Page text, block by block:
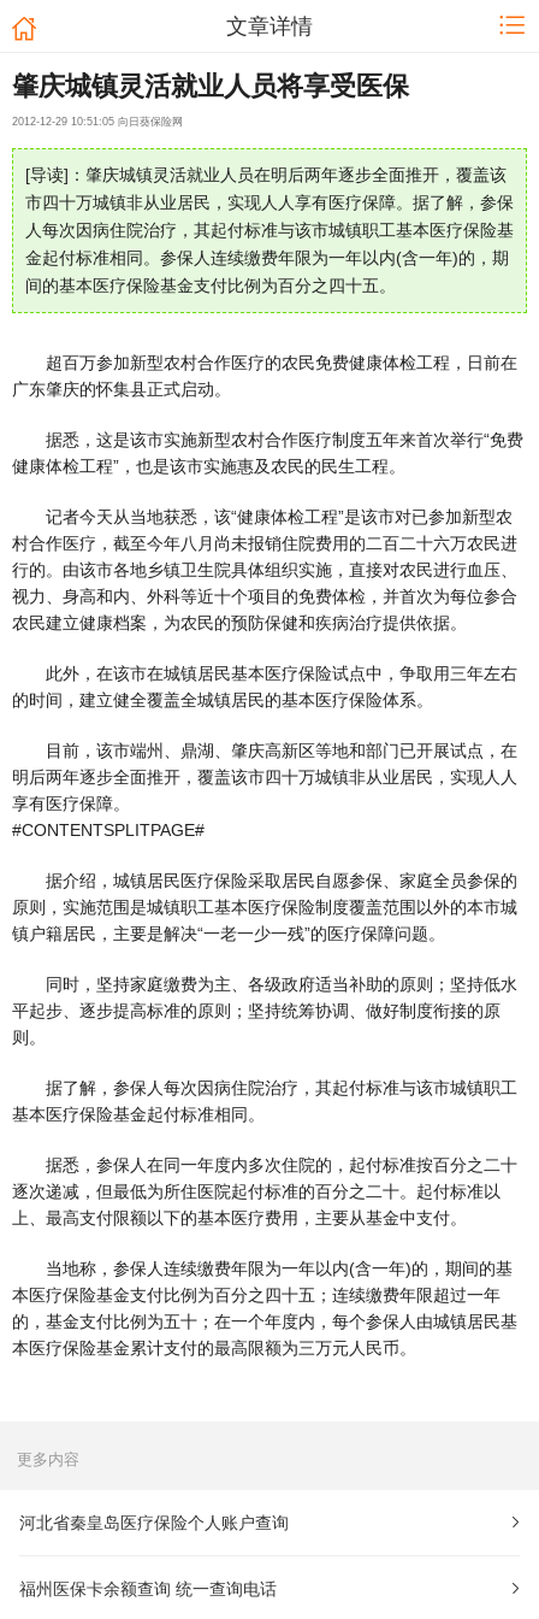
文章详情
肇庆城镇灵活就业人员将享受医保
2012-12-29 10:51:05 向日葵保险网
[导读]：肇庆城镇灵活就业人员在明后两年逐步全面推开，覆盖该
市四十万城镇非从业居民，实现人人享有医疗保障。据了解，参保
人每次因病住院治疗，其起付标准与该市城镇职工基本医疗保险基
金起付标准相同。参保人连续缴费年限为一年以内(含一年)的，期
间的基本医疗保险基金支付比例为百分之四十五。
超百万参加新型农村合作医疗的农民免费健康体检工程，日前在
广东肇庆的怀集县正式启动。
据悉，这是该市实施新型农村合作医疗制度五年来首次举行“免费
健康体检工程”，也是该市实施惠及农民的民生工程。
记者今天从当地获悉，该“健康体检工程”是该市对已参加新型农
村合作医疗，截至今年八月尚未报销住院费用的二百二十六万农民进
行的。由该市各地乡镇卫生院具体组织实施，直接对农民进行血压、
视力、身高和内、外科等近十个项目的免费体检，并首次为每位参合
农民建立健康档案，为农民的预防保健和疾病治疗提供依据。
此外，在该市在城镇居民基本医疗保险试点中，争取用三年左右
的时间，建立健全覆盖全城镇居民的基本医疗保险体系。
目前，该市端州、鼎湖、肇庆高新区等地和部门已开展试点，在
明后两年逐步全面推开，覆盖该市四十万城镇非从业居民，实现人人
享有医疗保障。
#CONTENTSPLITPAGE#
据介绍，城镇居民医疗保险采取居民自愿参保、家庭全员参保的
原则，实施范围是城镇职工基本医疗保险制度覆盖范围以外的本市城
镇户籍居民，主要是解决“一老一少一残”的医疗保障问题。
同时，坚持家庭缴费为主、各级政府适当补助的原则；坚持低水
平起步、逐步提高标准的原则；坚持统筹协调、做好制度衔接的原
则。
据了解，参保人每次因病住院治疗，其起付标准与该市城镇职工
基本医疗保险基金起付标准相同。
据悉，参保人在同一年度内多次住院的，起付标准按百分之二十
逐次递减，但最低为所住医院起付标准的百分之二十。起付标准以
上、最高支付限额以下的基本医疗费用，主要从基金中支付。
当地称，参保人连续缴费年限为一年以内(含一年)的，期间的基
本医疗保险基金支付比例为百分之四十五；连续缴费年限超过一年
的，基金支付比例为五十；在一个年度内，每个参保人由城镇居民基
本医疗保险基金累计支付的最高限额为三万元人民币。
更多内容
河北省秦皇岛医疗保险个人账户查询
福州医保卡余额查询 统一查询电话